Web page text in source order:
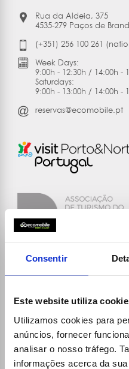
Consentir
Este website utiliza
Utilizamos cookies para
anúncios, fornecer
analisar o nosso tráfego.
informações acerca da
Rua da Aldeia, 375
4535-279 Paços de
(+351) 256 100 261
Week Days:
9:00h - 12:30h / 14:00h -
Saturdays:
9:00h - 13:00h / 14:00h -
reservas@ecomobile.pt
Links
30 Rent
Ecomobile
Desks (locations and
General Rental Terms